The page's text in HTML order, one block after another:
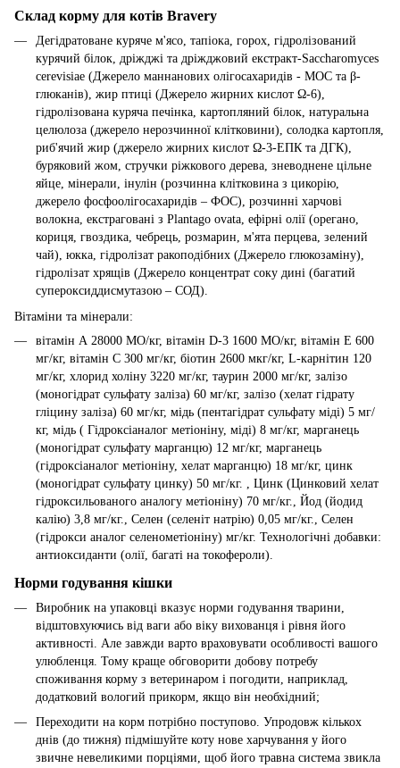
Склад корму для котів Bravery
Дегідратоване куряче м'ясо, тапіока, горох, гідролізований
курячий білок, дріжджі та дріжджовий екстракт-Saccharomyces
cerevisiae (Джерело маннанових олігосахаридів - МОС та β-
глюканів), жир птиці (Джерело жирних кислот Ω-6),
гідролізована куряча печінка, картопляний білок, натуральна
целюлоза (джерело нерозчинної клітковини), солодка картопля,
риб'ячий жир (джерело жирних кислот Ω-3-ЕПК та ДГК),
буряковий жом, стручки ріжкового дерева, зневоднене цільне
яйце, мінерали, інулін (розчинна клітковина з цикорію,
джерело фосфоолігосахаридів – ФОС), розчинні харчові
волокна, екстраговані з Plantago ovata, ефірні олії (орегано,
кориця, гвоздика, чебрець, розмарин, м'ята перцева, зелений
чай), юкка, гідролізат ракоподібних (Джерело глюкозаміну),
гідролізат хрящів (Джерело концентрат соку дині (багатий
супероксиддисмутазою – СОД).
Вітаміни та мінерали:
вітамін А 28000 МО/кг, вітамін D-3 1600 МО/кг, вітамін Е 600
мг/кг, вітамін С 300 мг/кг, біотин 2600 мкг/кг, L-карнітин 120
мг/кг, хлорид холіну 3220 мг/кг, таурин 2000 мг/кг, залізо
(моногідрат сульфату заліза) 60 мг/кг, залізо (хелат гідрату
гліцину заліза) 60 мг/кг, мідь (пентагідрат сульфату міді) 5 мг/
кг, мідь ( Гідроксіаналог метіоніну, міді) 8 мг/кг, марганець
(моногідрат сульфату марганцю) 12 мг/кг, марганець
(гідроксіаналог метіоніну, хелат марганцю) 18 мг/кг, цинк
(моногідрат сульфату цинку) 50 мг/кг. , Цинк (Цинковий хелат
гідроксильованого аналогу метіоніну) 70 мг/кг., Йод (йодид
калію) 3,8 мг/кг., Селен (селеніт натрію) 0,05 мг/кг., Селен
(гідрокси аналог селенометіоніну) мг/кг. Технологічні добавки:
антиоксиданти (олії, багаті на токофероли).
Норми годування кішки
Виробник на упаковці вказує норми годування тварини,
відштовхуючись від ваги або віку вихованця і рівня його
активності. Але завжди варто враховувати особливості вашого
улюбленця. Тому краще обговорити добову потребу
споживання корму з ветеринаром і погодити, наприклад,
додатковий вологий прикорм, якщо він необхідний;
Переходити на корм потрібно поступово. Упродовж кількох
днів (до тижня) підмішуйте коту нове харчування у його
звичне невеликими порціями, щоб його травна система звикла